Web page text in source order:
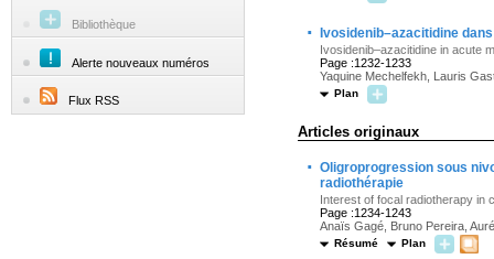
Bibliothèque
Alerte nouveaux numéros
Flux RSS
· Ivosidenib–azacitidine
Ivosidenib–azacitidine in acute
Page :1232-1233
Yaquine Mechelfekh, Lauris
Plan
Articles originaux
· Oligroprogression sous
radiothérapie
Interest of focal radiotherapy in
Page :1234-1243
Anaïs Gagé, Bruno Pereira,
Résumé Plan